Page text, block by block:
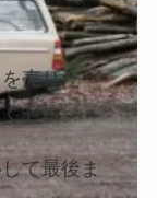
売りた
ゼロ。
て最後ま